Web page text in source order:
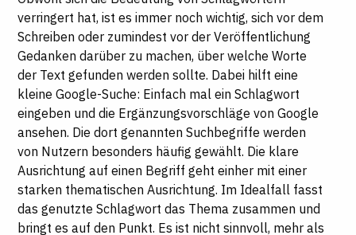
verringert hat, ist es immer noch wichtig, sich vor dem
Schreiben oder zumindest vor der Veröffentlichung
Gedanken darüber zu machen, über welche Worte
der Text gefunden werden sollte. Dabei hilft eine
kleine Google-Suche: Einfach mal ein Schlagwort
eingeben und die Ergänzungsvorschläge von Google
ansehen. Die dort genannten Suchbegriffe werden
von Nutzern besonders häufig gewählt. Die klare
Ausrichtung auf einen Begriff geht einher mit einer
starken thematischen Ausrichtung. Im Idealfall fasst
das genutzte Schlagwort das Thema zusammen und
bringt es auf den Punkt. Es ist nicht sinnvoll, mehr als